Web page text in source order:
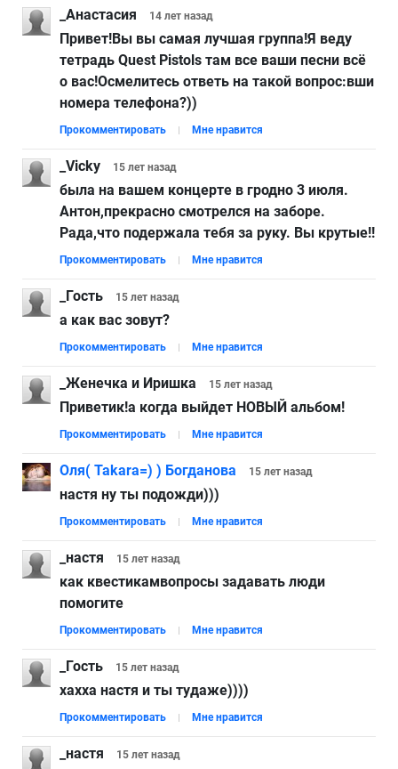
_Анастасия 14 лет назад
Привет!Вы вы самая лучшая группа!Я веду
тетрадь Quest Pistols там все ваши песни всё
о вас!Осмелитесь ответь на такой вопрос:вши
номера телефона?))
Прокомментировать Мне нравится
_Vicky 15 лет назад
была на вашем концерте в гродно 3 июля.
Антон,прекрасно смотрелся на заборе.
Рада,что подержала тебя за руку. Вы крутые!!
Прокомментировать Мне нравится
_Гость 15 лет назад
а как вас зовут?
Прокомментировать Мне нравится
_Женечка и Иришка 15 лет назад
Приветик!а когда выйдет НОВЫЙ альбом!
Прокомментировать Мне нравится
Оля( Takara=) ) Богданова 15 лет назад
настя ну ты подожди)))
Прокомментировать Мне нравится
_настя 15 лет назад
как квестикамвопросы задавать люди
помогите
Прокомментировать Мне нравится
_Гость 15 лет назад
хахха настя и ты тудаже))))
Прокомментировать Мне нравится
_настя 15 лет назад